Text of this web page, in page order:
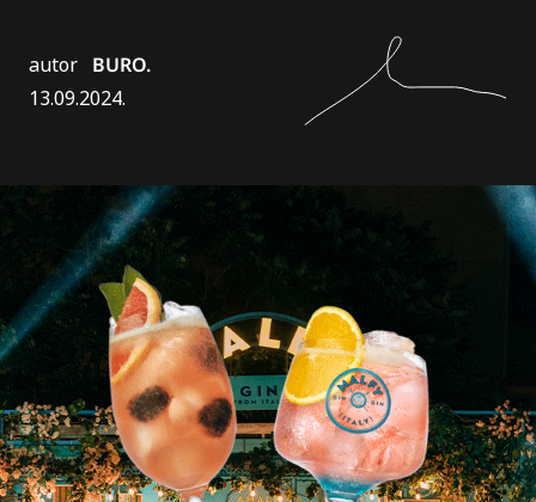
autor BURO.
13.09.2024.